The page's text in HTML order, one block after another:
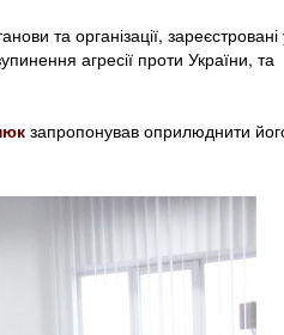
та організації, зареєстровані
агресії проти України, та
запропонував оприлюднити